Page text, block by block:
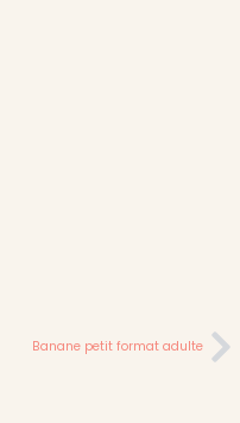
Banane petit format adulte